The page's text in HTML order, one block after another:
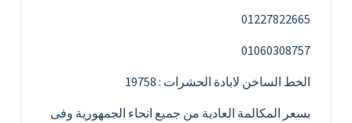
01227822665
01060308757
الخط الساخن لابادة الحشرات : 19758
بسعر المكالمة العادية من جميع انحاء الجمهورية وفى